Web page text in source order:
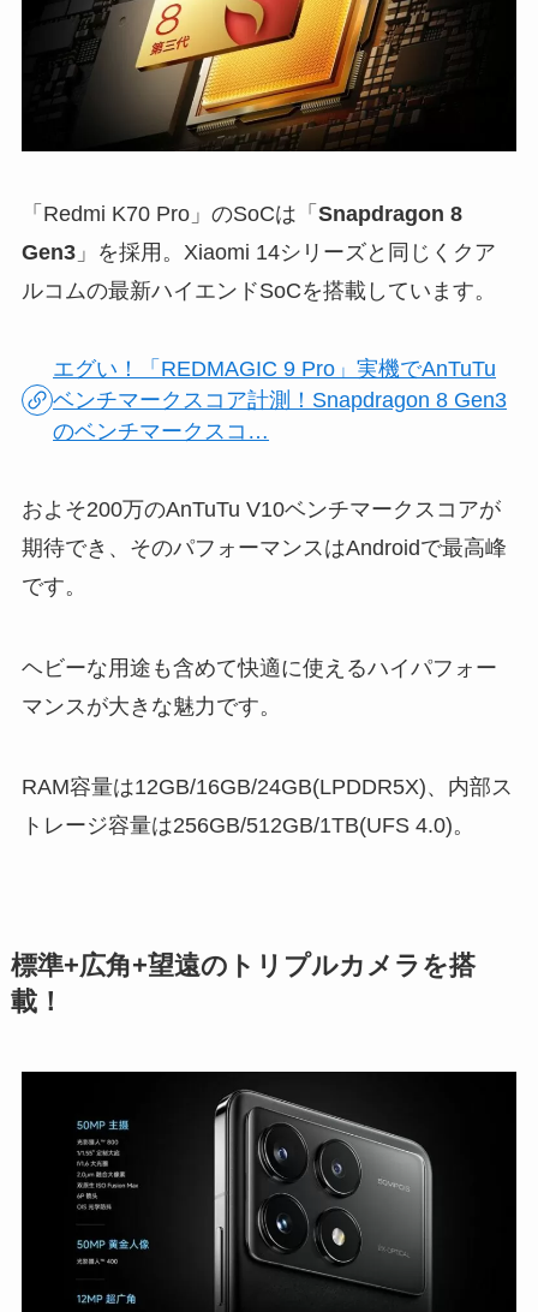
「Redmi K70 Pro」のSoCは「 Snapdragon 8
Gen3」を採用。Xiaomi 14シリーズと同じくクア
ルコムの最新ハイエンドSoCを搭載しています。
エグい！「REDMAGIC 9 Pro」実機でAnTuTu
ベンチマークスコア計測！Snapdragon 8 Gen3
のベンチマークスコ…
およそ200万のAnTuTu V10ベンチマークスコアが
期待でき、そのパフォーマンスはAndroidで最高峰
です。
ヘビーな用途も含めて快適に使えるハイパフォー
マンスが大きな魅力です。
RAM容量は12GB/16GB/24GB(LPDDR5X)、内部ス
トレージ容量は256GB/512GB/1TB(UFS 4.0)。
標準+広角+望遠のトリプルカメラを搭
載！